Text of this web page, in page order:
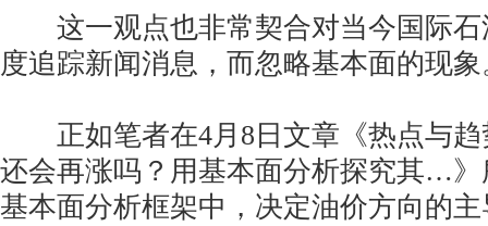
这一观点也非常契合对当今国际石
度追踪新闻消息，而忽略基本面的现象
正如笔者在4月8日文章《热点与趋
还会再涨吗？用基本面分析探究其…
基本面分析框架中，决定油价方向的